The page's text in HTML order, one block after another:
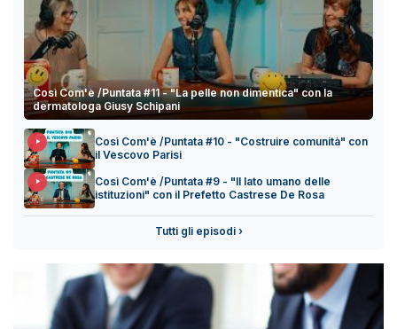
Così Com'è /Puntata #11 - "La pelle non dimentica" con la
dermatologa Giusy Schipani
Così Com'è /Puntata #10 - "Costruire comunità" con
il Vescovo Parisi
Così Com'è /Puntata #9 - "Il lato umano delle
istituzioni" con il Prefetto Castrese De Rosa
Tutti gli episodi ›